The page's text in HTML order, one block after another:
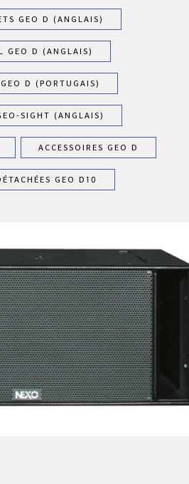
GEO D (ANGLAIS)
GEO D (ANGLAIS)
D (PORTUGAIS)
SIGHT (ANGLAIS)
ACCESSOIRES GEO D
GEO D10